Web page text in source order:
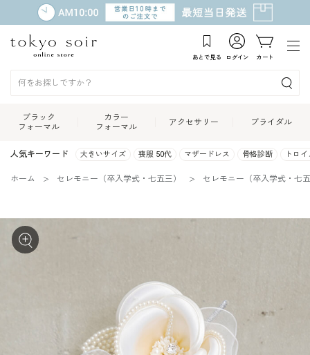
あとで見る ログイン カート
ブラック
フォーマル
カラー
フォーマル
アクセサリー ブライダル
人気キーワード 大きいサイズ 喪服 50代 マザードレス 骨格診断 トロ
ホーム セレモニー（卒入学式・七五三） セレモニー（卒入学式・七